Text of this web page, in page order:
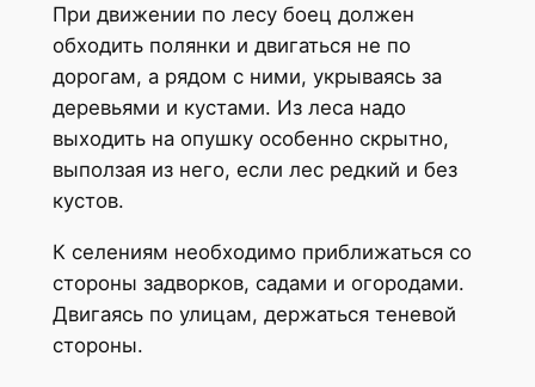
При движении по лесу боец должен
обходить полянки и двигаться не по
дорогам, а рядом с ними, укрываясь за
деревьями и кустами. Из леса надо
выходить на опушку особенно скрытно,
выползая из него, если лес редкий и без
кустов.
К селениям необходимо приближаться со
стороны задворков, садами и огородами.
Двигаясь по улицам, держаться теневой
стороны.